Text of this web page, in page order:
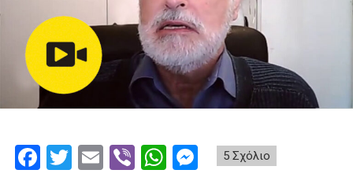
5 Σχόλιο
F
T
E
Vi W